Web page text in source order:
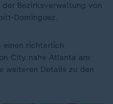
Bezirksverwaltung von
Dominguez.
einen richterlich
City nahe Atlanta am
weiteren Details zu den